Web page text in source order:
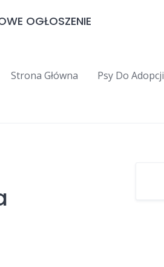
OGŁOSZENIE
Strona Główna Psy Do Adopcji